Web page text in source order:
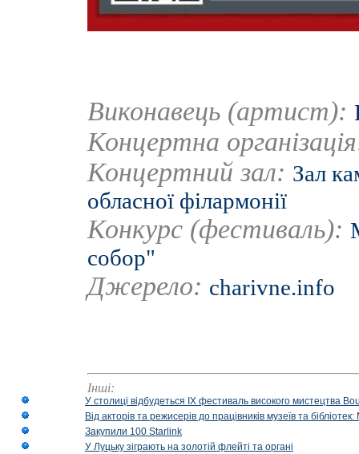
Виконавець (артист):
Концертна
Концертний зал: Зал
обласної філармонії
Конкурс (фестиваль):
собор"
Джерело: charivne.info
Інші:
У столиці відбудеться IX фестиваль високого мистецтва
Від акторів та режисерів до працівників музеїв та
Закупили 100 Starlink
У Луцьку зіграють на золотій флейті та органі